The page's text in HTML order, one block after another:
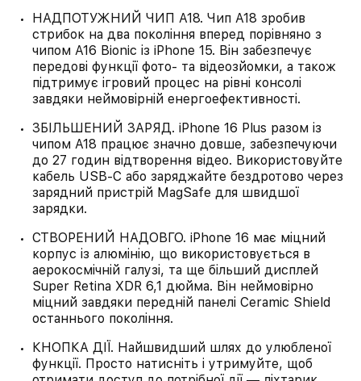
НАДПОТУЖНИЙ ЧИП A18. Чип A18 зробив
стрибок на два покоління вперед порівняно з
чипом A16 Bionic із iPhone 15. Він забезпечує
передові функції фото- та відеозйомки, а також
підтримує ігровий процес на рівні консолі
завдяки неймовірній енергоефективності.
ЗБІЛЬШЕНИЙ ЗАРЯД. iPhone 16 Plus разом із
чипом A18 працює значно довше, забезпечуючи
до 27 годин відтворення відео. Використовуйте
кабель USB‑C або заряджайте бездротово через
зарядний пристрій MagSafe для швидшої
зарядки.
СТВОРЕНИЙ НАДОВГО. iPhone 16 має міцний
корпус із алюмінію, що використовується в
аерокосмічній галузі, та ще більший дисплей
Super Retina XDR 6,1 дюйма. Він неймовірно
міцний завдяки передній панелі Ceramic Shield
останнього покоління.
КНОПКА ДІЇ. Найшвидший шлях до улюбленої
функції. Просто натисніть і утримуйте, щоб